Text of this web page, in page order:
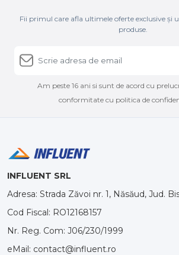
Fii primul care afla ultimele oferte exclusive și
produse.
Am peste 16 ani si sunt de acord cu
conformitate cu politica de
INFLUENT SRL
Adresa: Strada Zăvoi nr. 1, Năsăud, Jud.
Cod Fiscal: RO12168157
Nr. Reg. Com: J06/230/1999
eMail: contact@influent.ro